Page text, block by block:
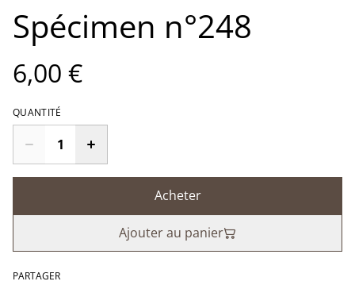
Spécimen n°248
6,00 €
QUANTITÉ
Acheter
Ajouter au panier
PARTAGER